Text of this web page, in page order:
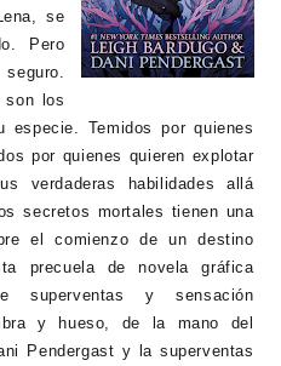
se
Pero
son los
Temidos por quienes
por quienes quieren explotar
verdaderas habilidades allá
secretos mortales tienen una
el comienzo de un destino
precuela de novela gráfica
superventas y sensación
y hueso, de la mano del
Pendergast y la superventas